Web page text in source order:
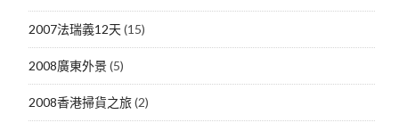
2007法瑞義12天(15)
2008廣東外景(5)
2008香港掃貨之旅(2)